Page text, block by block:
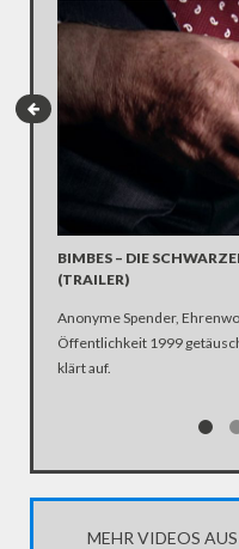
BIMBES – DIE
(TRAILER)
Anonyme Spender,
Öffentlichkeit 1999
klärt auf.
MEHR VIDEOS